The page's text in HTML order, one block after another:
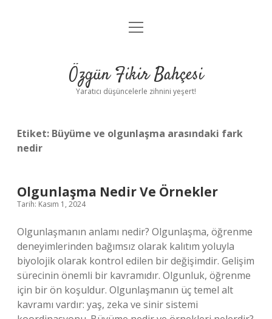
Anasayfa
Yasal Uyarı
menüyü
Özgün Fikir Bahçesi
Yaratıcı düşüncelerle zihnini yeşert!
Etiket: Büyüme ve olgunlaşma arasındaki fark
nedir
Olgunlaşma Nedir Ve Örnekler
Tarih: Kasım 1, 2024
Olgunlaşmanın anlamı nedir? Olgunlaşma, öğrenme
deneyimlerinden bağımsız olarak kalıtım yoluyla
biyolojik olarak kontrol edilen bir değişimdir. Gelişim
sürecinin önemli bir kavramıdır. Olgunluk, öğrenme
için bir ön koşuldur. Olgunlaşmanın üç temel alt
kavramı vardır: yaş, zeka ve sinir sistemi